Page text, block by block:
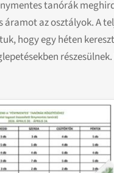
tanórák
az osztályok. A
hogy egy héten